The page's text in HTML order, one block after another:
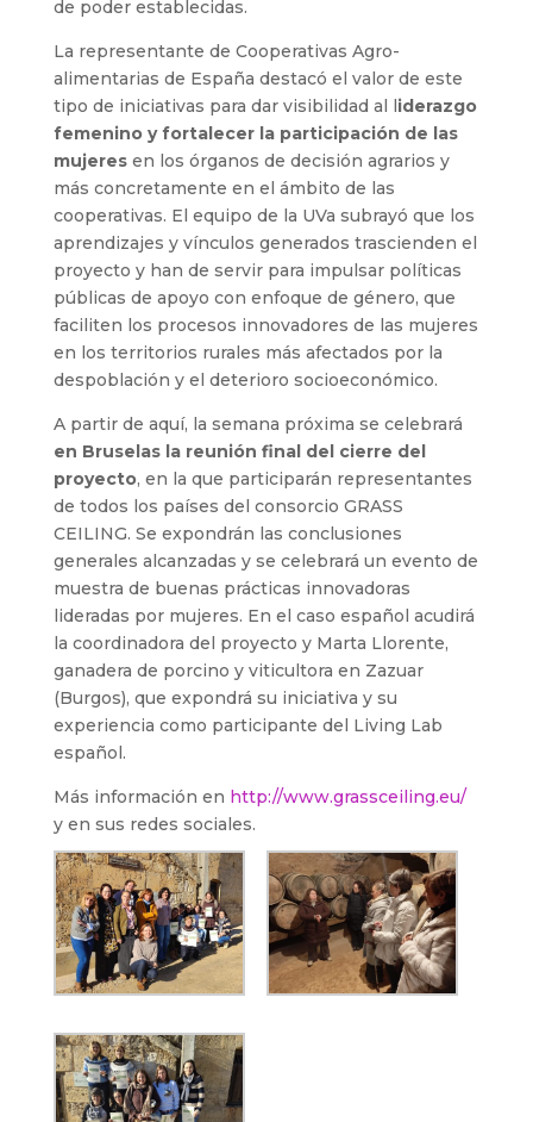
de poder establecidas.
La representante de Cooperativas Agro-
alimentarias de España destacó el valor de este
tipo de iniciativas para dar visibilidad al liderazgo
femenino y fortalecer la participación de las
mujeresen los órganos de decisión agrarios y
más concretamente en el ámbito de las
cooperativas. El equipo de la UVa subrayó que los
aprendizajes y vínculos generados trascienden el
proyecto y han de servir para impulsar políticas
públicas de apoyo con enfoque de género, que
faciliten los procesos innovadores de las mujeres
en los territorios rurales más afectados por la
despoblación y el deterioro socioeconómico.
A partir de aquí, la semana próxima se celebrará
en Bruselas la reunión final del cierre del
proyecto, en la que participarán representantes
de todos los países del consorcio GRASS
CEILING. Se expondrán las conclusiones
generales alcanzadas y se celebrará un evento de
muestra de buenas prácticas innovadoras
lideradas por mujeres. En el caso español acudirá
la coordinadora del proyecto y Marta Llorente,
ganadera de porcino y viticultora en Zazuar
(Burgos), que expondrá su iniciativa y su
experiencia como participante del Living Lab
español.
Más información en http://www.grassceiling.eu/
y en sus redes sociales.